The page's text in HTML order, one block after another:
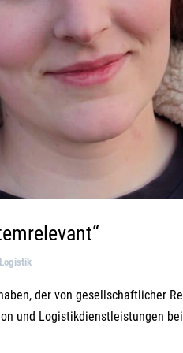
Logistik
der von gesellschaftlicher
und Logistikdienstleistungen